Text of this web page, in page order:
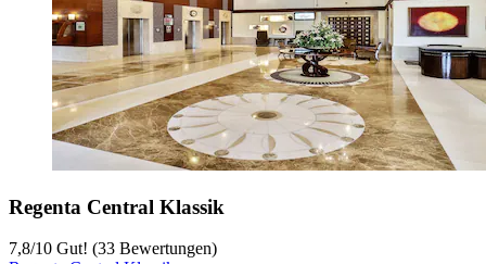
Regenta Central Klassik
7,8/10 Gut! (33 Bewertungen)